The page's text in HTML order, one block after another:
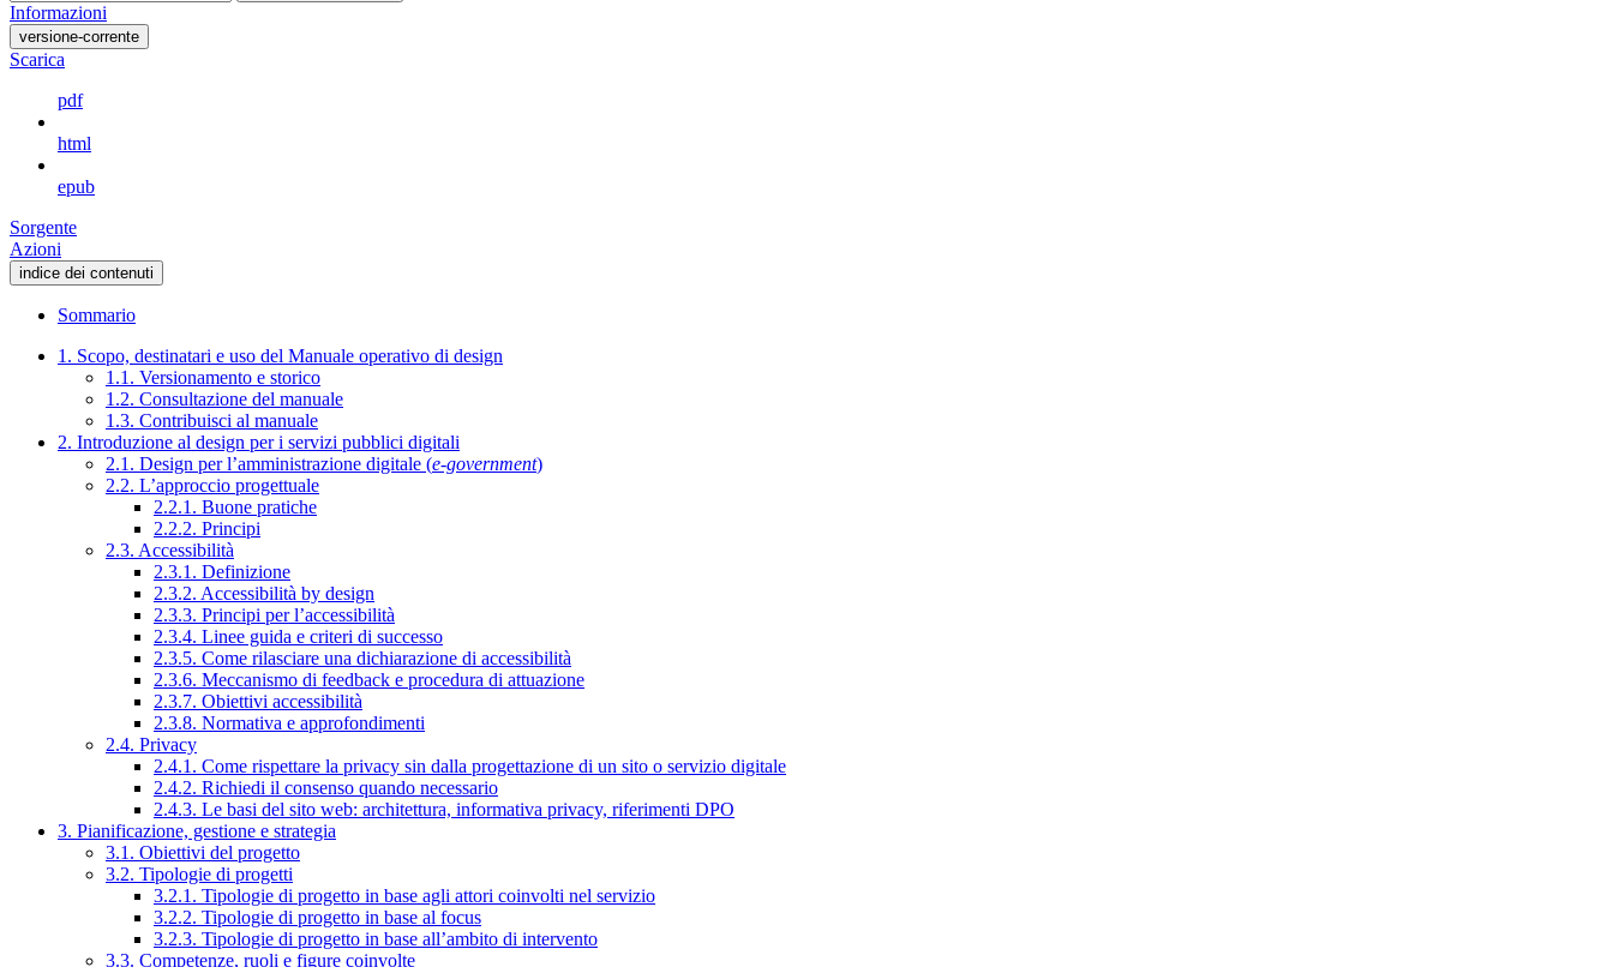
Informazioni
versione-corrente
Scarica
pdf
html
epub
Sorgente
Azioni
indice dei contenuti
Sommario
1. Scopo, destinatari e uso del Manuale operativo di design
1.1. Versionamento e storico
1.2. Consultazione del manuale
1.3. Contribuisci al manuale
2. Introduzione al design per i servizi pubblici digitali
2.1. Design per l’amministrazione digitale (e-government)
2.2. L’approccio progettuale
2.2.1. Buone pratiche
2.2.2. Principi
2.3. Accessibilità
2.3.1. Definizione
2.3.2. Accessibilità by design
2.3.3. Principi per l’accessibilità
2.3.4. Linee guida e criteri di successo
2.3.5. Come rilasciare una dichiarazione di accessibilità
2.3.6. Meccanismo di feedback e procedura di attuazione
2.3.7. Obiettivi accessibilità
2.3.8. Normativa e approfondimenti
2.4. Privacy
2.4.1. Come rispettare la privacy sin dalla progettazione di un sito o servizio digitale
2.4.2. Richiedi il consenso quando necessario
2.4.3. Le basi del sito web: architettura, informativa privacy, riferimenti DPO
3. Pianificazione, gestione e strategia
3.1. Obiettivi del progetto
3.2. Tipologie di progetti
3.2.1. Tipologie di progetto in base agli attori coinvolti nel servizio
3.2.2. Tipologie di progetto in base al focus
3.2.3. Tipologie di progetto in base all’ambito di intervento
3.3. Competenze, ruoli e figure coinvolte